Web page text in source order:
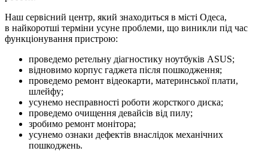
Наш сервісний центр, який знаходиться в місті Одеса,
в найкоротші терміни усуне проблеми, що виникли під час
функціонування пристрою:
проведемо ретельну діагностику ноутбуків ASUS;
відновимо корпус гаджета після пошкодження;
проведемо ремонт відеокарти, материнської плати,
шлейфу;
усунемо несправності роботи жорсткого диска;
проведемо очищення девайсів від пилу;
зробимо ремонт монітора;
усунемо ознаки дефектів внаслідок механічних
пошкоджень.